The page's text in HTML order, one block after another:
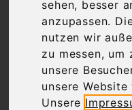
sehen, besser
anzupassen.
nutzen wir
zu messen, um
unsere
unsere
Unsere